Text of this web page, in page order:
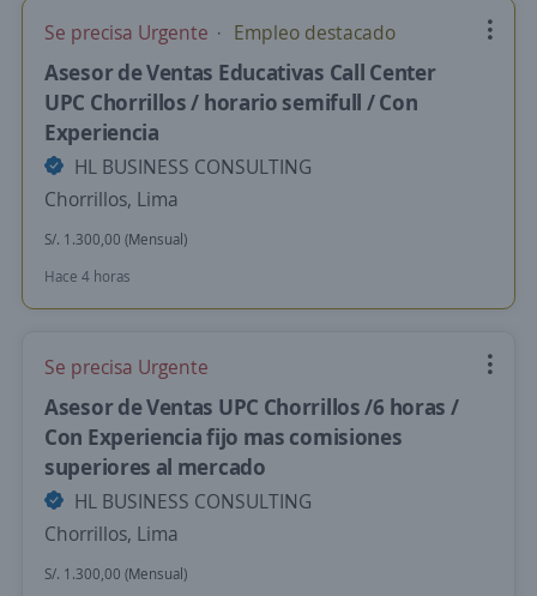
Se precisa Urgente Empleo destacado
Asesor de Ventas Educativas Call Center
UPC Chorrillos / horario semifull / Con
Experiencia
HL BUSINESS CONSULTING
Chorrillos, Lima
S/. 1.300,00 (Mensual)
Hace 4 horas
Se precisa Urgente
Asesor de Ventas UPC Chorrillos /6 horas /
Con Experiencia fijo mas comisiones
superiores al mercado
HL BUSINESS CONSULTING
Chorrillos, Lima
S/. 1.300,00 (Mensual)